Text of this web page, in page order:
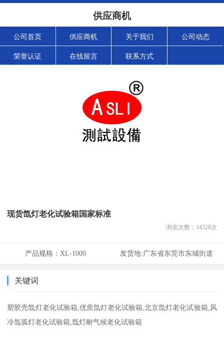
供应商机
公司首页 供应商机 关于我们 公司动态
荣誉认证 在线留言 联系方式
现货氙灯老化试验箱国家标准
浏览次数： 14328次
产品规格： XL-1000 发货地:广东省东莞市东城街道
关键词
塑胶壳氙灯老化试验箱,优质氙灯老化试验箱,北京氙灯老化试验箱,风
冷氙弧灯老化试验箱,氙灯耐气候老化试验箱